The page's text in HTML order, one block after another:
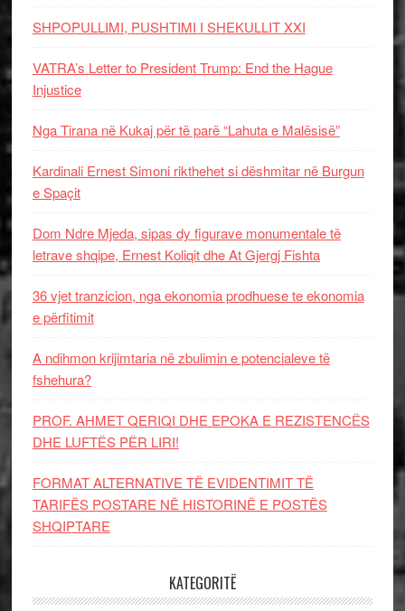
SHPOPULLIMI, PUSHTIMI I SHEKULLIT XXI
VATRA’s Letter to President Trump: End the Hague
Injustice
Nga Tirana në Kukaj për të parë “Lahuta e Malësisë”
Kardinali Ernest Simoni rikthehet si dëshmitar në Burgun
e Spaçit
Dom Ndre Mjeda, sipas dy figurave monumentale të
letrave shqipe, Ernest Koliqit dhe At Gjergj Fishta
36 vjet tranzicion, nga ekonomia prodhuese te ekonomia
e përfitimit
A ndihmon krijimtaria në zbulimin e potencialeve të
fshehura?
PROF. AHMET QERIQI DHE EPOKA E REZISTENCЁS
DHE LUFTЁS PЁR LIRI!
FORMAT ALTERNATIVE TË EVIDENTIMIT TË
TARIFËS POSTARE NË HISTORINË E POSTËS
SHQIPTARE
KATEGORITË